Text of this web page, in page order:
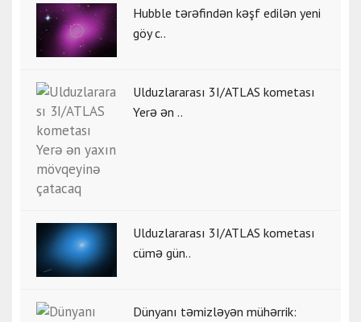
Hubble tərəfindən kəşf edilən yeni
göy c..
Ulduzlararası 3I/ATLAS kometası
Yerə ən ..
Ulduzlararası 3I/ATLAS kometası
cümə gün..
Dünyanı təmizləyən mühərrik: